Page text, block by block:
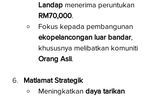
Landap menerima peruntukan
RM70,000.
Fokus kepada pembangunan
ekopelancongan luar bandar,
khususnya melibatkan komuniti
Orang Asli.
Matlamat Strategik
Meningkatkan daya tarikan